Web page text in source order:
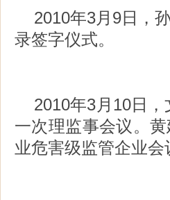
2010年3月9日，
录签字仪式。
2010年3月10日
一次理监事会议。
业危害级监管企业